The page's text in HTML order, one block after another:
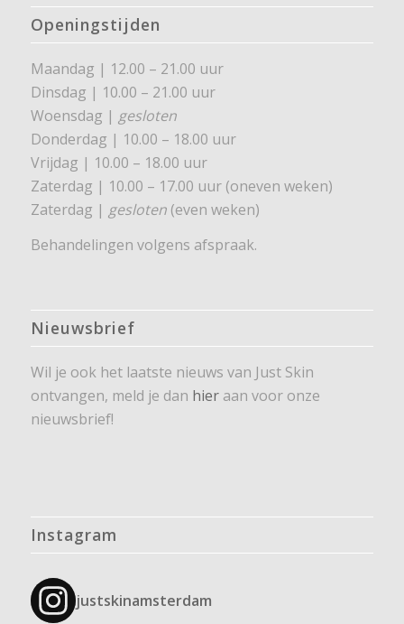
Openingstijden
Maandag | 12.00 – 21.00 uur
Dinsdag | 10.00 – 21.00 uur
Woensdag | gesloten
Donderdag | 10.00 – 18.00 uur
Vrijdag | 10.00 – 18.00 uur
Zaterdag | 10.00 – 17.00 uur (oneven weken)
Zaterdag | gesloten(even weken)
Behandelingen volgens afspraak.
Nieuwsbrief
Wil je ook het laatste nieuws van Just Skin
ontvangen, meld je dan hieraan voor onze
nieuwsbrief!
Instagram
justskinamsterdam